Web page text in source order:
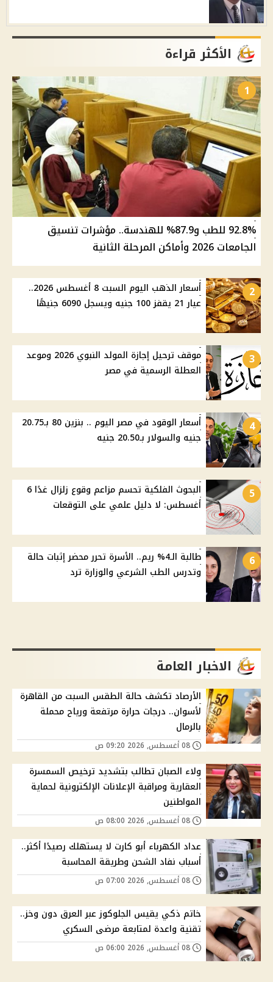
الأكثر قراءة
1
92.8% للطب و87.9% للهندسة.. مؤشرات تنسيق
الجامعات 2026 وأماكن المرحلة الثانية
2
أسعار الذهب اليوم السبت 8 أغسطس 2026..
عيار 21 يقفز 100 جنيه ويسجل 6090 جنيهًا
3
موقف ترحيل إجازة المولد النبوي 2026 وموعد
العطلة الرسمية في مصر
4
أسعار الوقود في مصر اليوم .. بنزين 80 بـ20.75
جنيه والسولار بـ20.50 جنيه
5
البحوث الفلكية تحسم مزاعم وقوع زلزال غدًا 6
أغسطس: لا دليل علمي على التوقعات
6
طالبة الـ4% ريم.. الأسرة تحرر محضر إثبات حالة
وتدرس الطب الشرعي والوزارة ترد
الاخبار العامة
الأرصاد تكشف حالة الطقس السبت من القاهرة
لأسوان.. درجات حرارة مرتفعة ورياح محملة
بالرمال
ولاء الصبان تطالب بتشديد ترخيص السمسرة
العقارية ومراقبة الإعلانات الإلكترونية لحماية
المواطنين
عداد الكهرباء أبو كارت لا يستهلك رصيدًا أكثر..
أسباب نفاد الشحن وطريقة المحاسبة
خاتم ذكي يقيس الجلوكوز عبر العرق دون وخز..
تقنية واعدة لمتابعة مرضى السكري